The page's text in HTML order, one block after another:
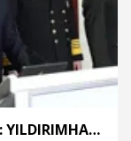
Milli Savunma Bakanı Yaşar Güler: YILDIRIMHAN'ın saha testlerine önümüzdeki dönemde başlayacağız